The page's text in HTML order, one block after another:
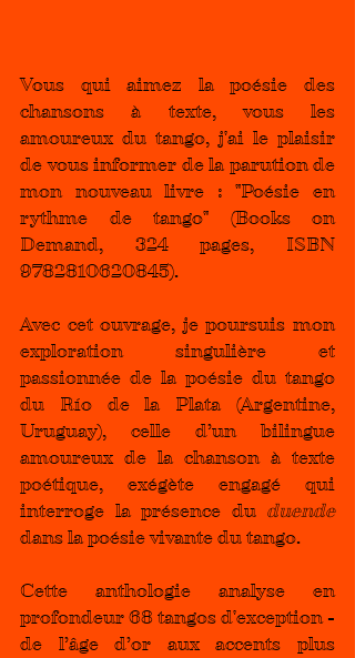
Vous qui aimez la poésie des
chansons à texte, vous les
amoureux du tango, j'ai le plaisir
de vous informer de la parution de
mon nouveau livre : "Poésie en
rythme de tango" (Books on
Demand, 324 pages, ISBN
9782810620845).
Avec cet ouvrage, je poursuis mon
exploration singulière et
passionnée de la poésie du tango
du Río de la Plata (Argentine,
Uruguay), celle d’un bilingue
amoureux de la chanson à texte
poétique, exégète engagé qui
interroge la présence du duende
dans la poésie vivante du tango.
Cette anthologie analyse en
profondeur 68 tangos d'exception -
de l’âge d’or aux accents plus